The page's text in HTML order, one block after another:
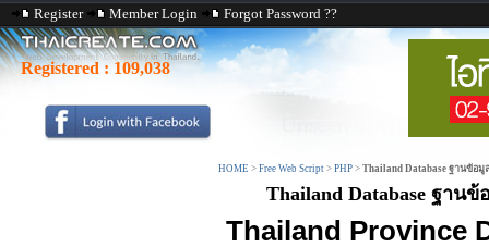
Register Member Login Forgot Password ??
Registered : 109,038
HOME > Free Web Script > PHP > Thailand Database ฐานข้อมู
Thailand Database ฐาน
Thailand Province